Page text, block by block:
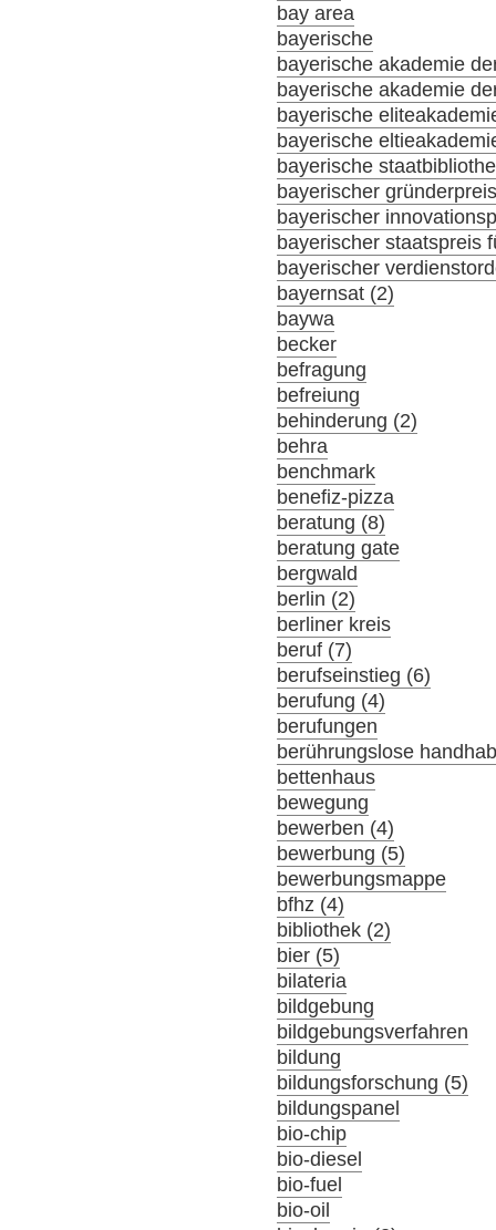
bay area
bayerische
bayerische akademie
bayerische akademie
bayerische
bayerische
bayerische
bayerischer
bayerischer
bayerischer staatspreis
bayerischer
bayernsat (2)
baywa
becker
befragung
befreiung
behinderung (2)
behra
benchmark
benefiz-pizza
beratung (8)
beratung gate
bergwald
berlin (2)
berliner kreis
beruf (7)
berufseinstieg (6)
berufung (4)
berufungen
berührungslose
bettenhaus
bewegung
bewerben (4)
bewerbung (5)
bewerbungsmappe
bfhz (4)
bibliothek (2)
bier (5)
bilateria
bildgebung
bildgebungsverfahren
bildung
bildungsforschung (5)
bildungspanel
bio-chip
bio-diesel
bio-fuel
bio-oil